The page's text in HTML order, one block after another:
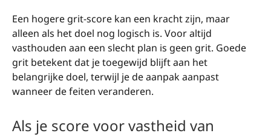
Een hogere grit-score kan een kracht zijn, maar
alleen als het doel nog logisch is. Voor altijd
vasthouden aan een slecht plan is geen grit. Goede
grit betekent dat je toegewijd blijft aan het
belangrijke doel, terwijl je de aanpak aanpast
wanneer de feiten veranderen.
Als je score voor vastheid van